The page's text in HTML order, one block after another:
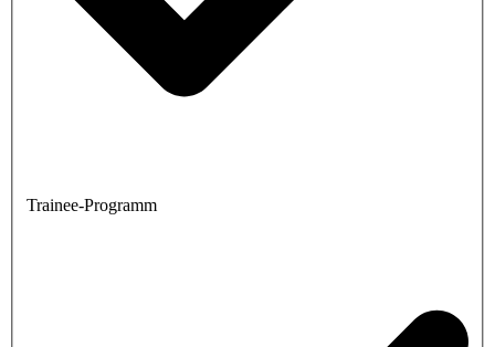
Trainee-Programm